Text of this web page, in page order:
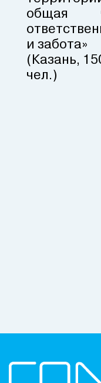
общая
и забота»
(Казань,
чел.)